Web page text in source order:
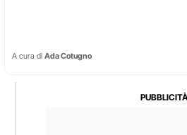
A cura di Ada Cotugno